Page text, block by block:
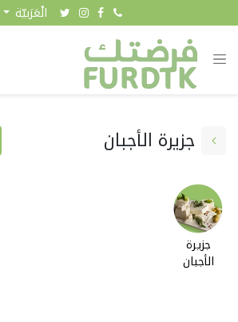
الْعَرَبيّة
جزيرة الأجبان
جزيرة
الأجبان